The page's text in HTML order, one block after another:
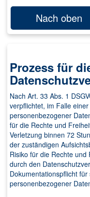
Nach oben
Prozess für
Nach Art. 33 Abs. 1
verpflichtet, im Falle
personenbezogener
für die Rechte und
Verletzung binnen 72
der zuständigen
Risiko für die Rechte
durch den
Dokumentationspflicht
personenbezogener